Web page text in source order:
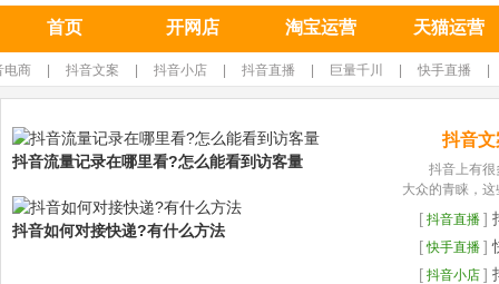
首页 开网店 淘宝运营 天猫运营
电商 抖音文案 抖音小店 抖音直播 巨量千川 快手直播
抖音流量记录在哪里看?怎么能看到访客量
抖音如何对接快递?有什么方法
抖音
抖音上有
大众的青睐，
[ 抖音直播 ]
[快手直播 ]
[ 抖音小店 ]